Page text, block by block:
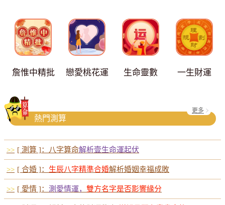
詹惟中精批 戀愛桃花運 生命靈數 一生財運
熱門測算
更多
>> [ 測算 ]：八字算命解析壹生命運起伏
>> [ 合婚 ]： 生辰八字精準合婚解析婚姻幸福成敗
>> [ 愛情 ]： 測愛情運， 雙方名字是否影響緣分